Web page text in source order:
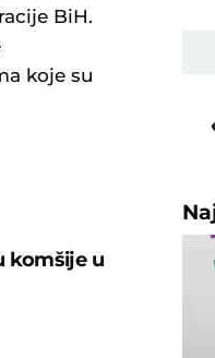
BiH.
koje su
komšije u